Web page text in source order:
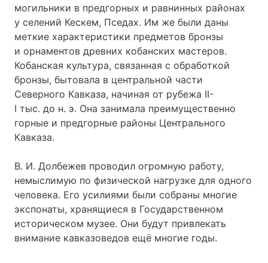
могильники в предгорных и равнинных районах
у селений Кескем, Пседах. Им же были даны
меткие характеристики предметов бронзы
и орнаментов древних кобанских мастеров.
Кобанская культура, связанная с обработкой
бронзы, бытовала в центральной части
Северного Кавказа, начиная от рубежа II-
I тыс. до н. э. Она занимала преимущественно
горные и предгорные районы Центрального
Кавказа.
В. И. Долбежев проводил огромную работу,
немыслимую по физической нагрузке для одного
человека. Его усилиями были собраны многие
экспонаты, хранящиеся в Государственном
историческом музее. Они будут привлекать
внимание кавказоведов ещё многие годы.